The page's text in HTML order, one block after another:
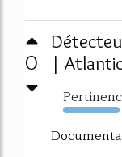
0
|
234%